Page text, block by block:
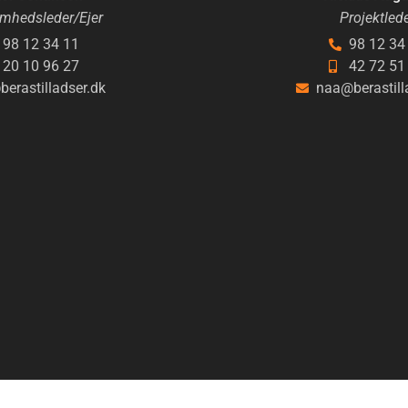
Ejer
98 12 34 11
20 10 96 27
98 12 34
42 72 51